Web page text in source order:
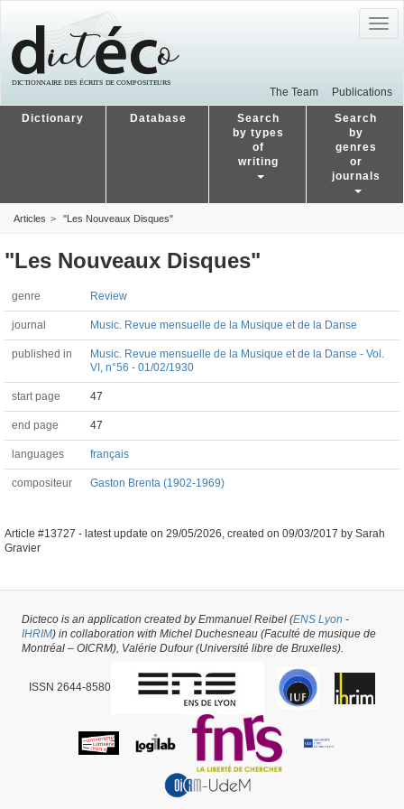
The Team Publications
Dictionary Database
Search
by types
of
writing
Search
by
genres
or
journals
Articles "Les Nouveaux Disques"
"Les Nouveaux Disques"
genre Review
journal Music. Revue mensuelle de la Musique et de la Danse
published in
Music. Revue mensuelle de la Musique et de la Danse - Vol.
VI, n°56 - 01/02/1930
start page 47
end page 47
languages français
compositeur Gaston Brenta (1902-1969)
Article #13727 - latest update on 29/05/2026, created on 09/03/2017 by Sarah
Gravier
Dicteco is an application created by Emmanuel Reibel (ENS Lyon -
IHRIM) in collaboration with Michel Duchesneau (Faculté de musique de
Montréal – OICRM), Valérie Dufour (Université libre de Bruxelles).
ISSN 2644-8580